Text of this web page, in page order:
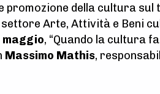
promozione della cultura
Arte, Attività e Beni
maggio, “Quando la cultura
Massimo Mathis,